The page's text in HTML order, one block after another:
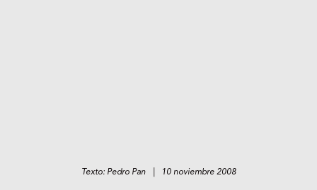
Texto: Pedro Pan | 10 noviembre 2008